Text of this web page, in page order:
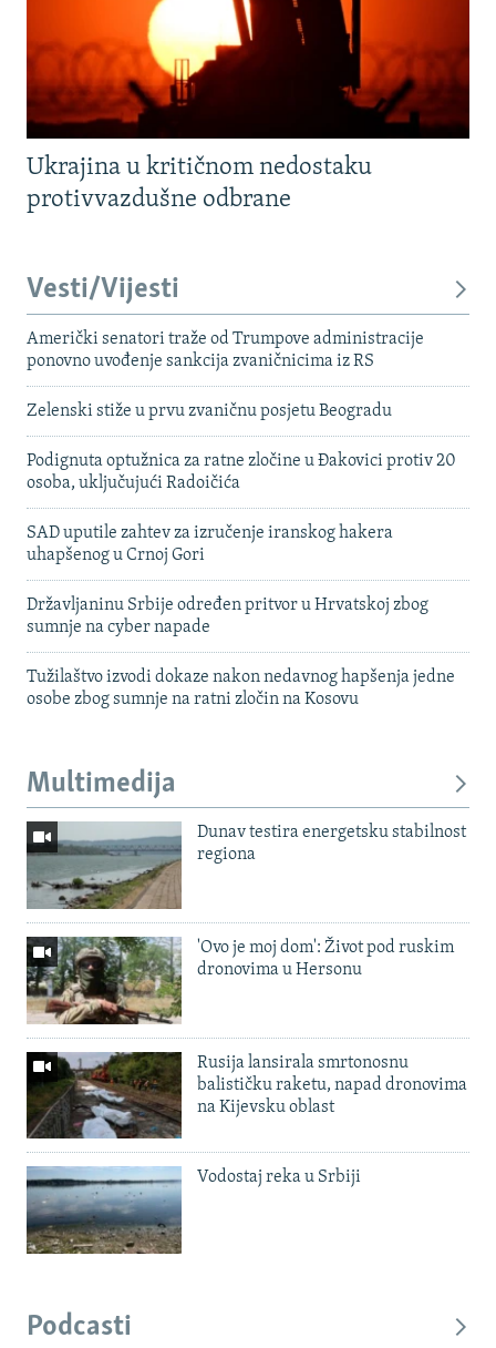
Ukrajina u kritičnom nedostaku
protivvazdušne odbrane
Vesti/Vijesti
Američki senatori traže od Trumpove administracije
ponovno uvođenje sankcija zvaničnicima iz RS
Zelenski stiže u prvu zvaničnu posjetu Beogradu
Podignuta optužnica za ratne zločine u Đakovici protiv 20
osoba, uključujući Radoičića
SAD uputile zahtev za izručenje iranskog hakera
uhapšenog u Crnoj Gori
Državljaninu Srbije određen pritvor u Hrvatskoj zbog
sumnje na cyber napade
Tužilaštvo izvodi dokaze nakon nedavnog hapšenja jedne
osobe zbog sumnje na ratni zločin na Kosovu
Multimedija
Dunav testira energetsku stabilnost
regiona
'Ovo je moj dom': Život pod ruskim
dronovima u Hersonu
Rusija lansirala smrtonosnu
balističku raketu, napad dronovima
na Kijevsku oblast
Vodostaj reka u Srbiji
Podcasti